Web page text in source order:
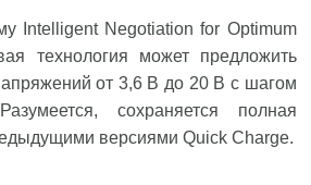
Intelligent Negotiation for Optimum
технология может предложить
от 3,6 В до 20 В с шагом
сохраняется полная
версиями Quick Charge.